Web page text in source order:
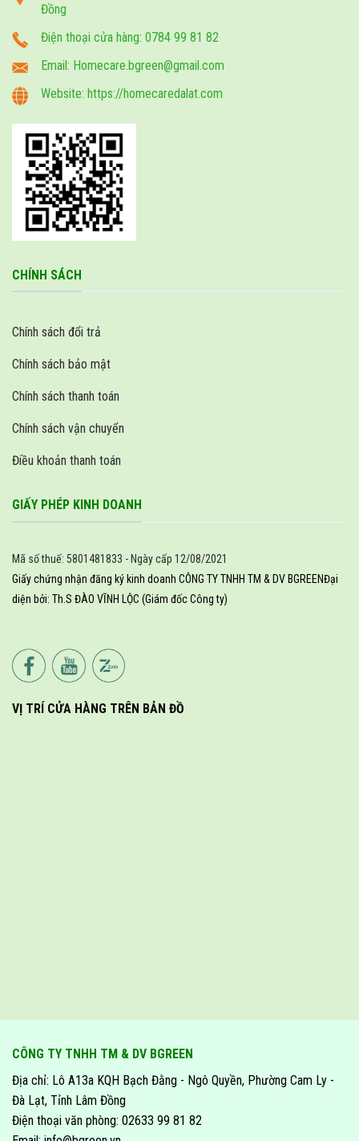
Đồng
Điện thoại cửa hàng: 0784 99 81 82
Email: Homecare.bgreen@gmail.com
Website: https://homecaredalat.com
CHÍNH SÁCH
Chính sách đổi trả
Chính sách bảo mật
Chính sách thanh toán
Chính sách vận chuyển
Điều khoản thanh toán
GIẤY PHÉP KINH DOANH
Mã số thuế: 5801481833 - Ngày cấp 12/08/2021
Giấy chứng nhận đăng ký kinh doanh CÔNG TY TNHH TM & DV BGREENĐại
diện bởi: Th.S ĐÀO VĨNH LỘC (Giám đốc Công ty)
VỊ TRÍ CỬA HÀNG TRÊN BẢN ĐỒ
CÔNG TY TNHH TM & DV BGREEN
Địa chỉ: Lô A13a KQH Bạch Đằng - Ngô Quyền, Phường Cam Ly -
Đà Lạt, Tỉnh Lâm Đồng
Điện thoại văn phòng: 02633 99 81 82